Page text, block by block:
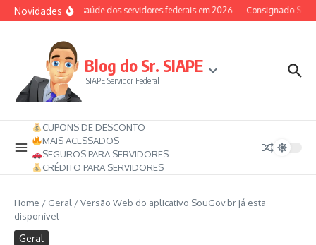
Ir para o conteúdo
NovidadesAuxílio-saúde dos servidores federais em 2026 Consignado
Blog do Sr. SIAPE
SIAPE Servidor Federal
CUPONS DE DESCONTO
MAIS ACESSADOS
SEGUROS PARA SERVIDORES
CRÉDITO PARA SERVIDORES
Home / Geral /Versão Web do aplicativo SouGov.br já esta
disponível
Geral